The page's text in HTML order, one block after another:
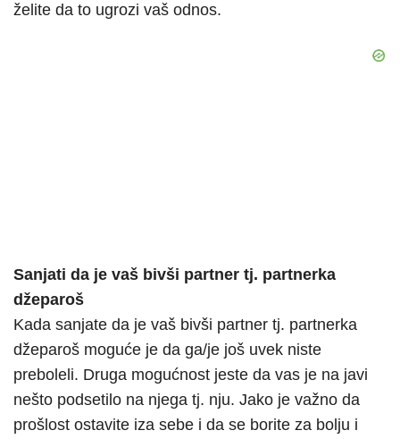
želite da to ugrozi vaš odnos.
Sanjati da je vaš bivši partner tj. partnerka
džeparoš
Kada sanjate da je vaš bivši partner tj. partnerka
džeparoš moguće je da ga/je još uvek niste
preboleli. Druga mogućnost jeste da vas je na javi
nešto podsetilo na njega tj. nju. Jako je važno da
prošlost ostavite iza sebe i da se borite za bolju i